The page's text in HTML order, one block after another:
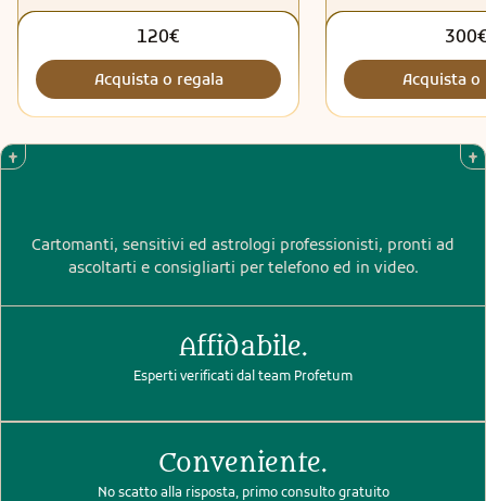
120€
Acquista o regala Acquista o
Cartomanti, sensitivi ed astrologi professionisti, pronti ad
ascoltarti e consigliarti per telefono ed in video.
Affidabile.
Esperti verificati dal team Profetum
Conveniente.
No scatto alla risposta, primo consulto gratuito